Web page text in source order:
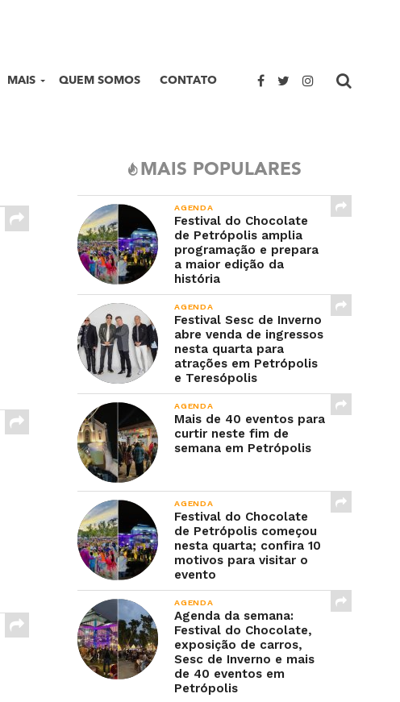
MAIS QUEM SOMOS CONTATO
MAIS POPULARES
AGENDA
Festival do Chocolate
de Petrópolis amplia
programação e prepara
a maior edição da
história
AGENDA
Festival Sesc de Inverno
abre venda de ingressos
nesta quarta para
atrações em Petrópolis
e Teresópolis
AGENDA
Mais de 40 eventos para
curtir neste fim de
semana em Petrópolis
AGENDA
Festival do Chocolate
de Petrópolis começou
nesta quarta; confira 10
motivos para visitar o
evento
AGENDA
Agenda da semana:
Festival do Chocolate,
exposição de carros,
Sesc de Inverno e mais
de 40 eventos em
Petrópolis